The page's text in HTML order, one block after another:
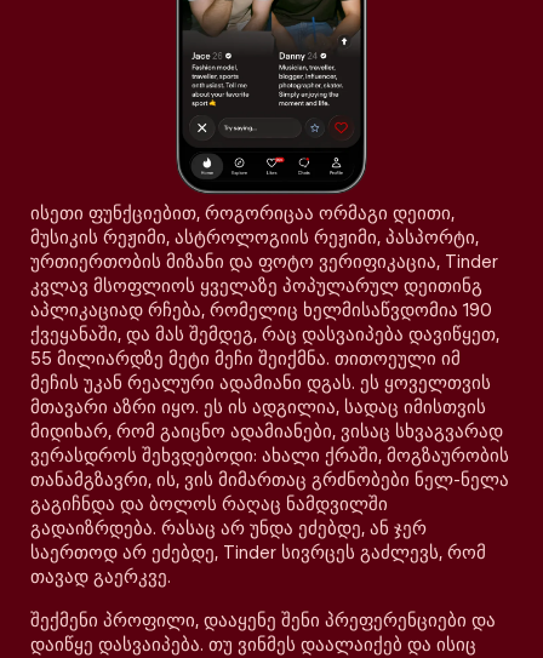
ისეთი ფუნქციებით, როგორიცაა ორმაგი დეითი,
მუსიკის რეჟიმი, ასტროლოგიის რეჟიმი, პასპორტი,
ურთიერთობის მიზანი და ფოტო ვერიფიკაცია, Tinder
კვლავ მსოფლიოს ყველაზე პოპულარულ დეითინგ
აპლიკაციად რჩება, რომელიც ხელმისაწვდომია 190
ქვეყანაში, და მას შემდეგ, რაც დასვაიპება დავიწყეთ,
55 მილიარდზე მეტი მეჩი შეიქმნა. თითოეული იმ
მეჩის უკან რეალური ადამიანი დგას. ეს ყოველთვის
მთავარი აზრი იყო. ეს ის ადგილია, სადაც იმისთვის
მიდიხარ, რომ გაიცნო ადამიანები, ვისაც სხვაგვარად
ვერასდროს შეხვდებოდი: ახალი ქრაში, მოგზაურობის
თანამგზავრი, ის, ვის მიმართაც გრძნობები ნელ-ნელა
გაგიჩნდა და ბოლოს რაღაც ნამდვილში
გადაიზრდება. რასაც არ უნდა ეძებდე, ან ჯერ
საერთოდ არ ეძებდე, Tinder სივრცეს გაძლევს, რომ
თავად გაერკვე.
შექმენი პროფილი, დააყენე შენი პრეფერენციები და
დაიწყე დასვაიპება. თუ ვინმეს დაალაიქებ და ისიც